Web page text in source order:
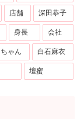
店舗 深田恭子
身長 会社
ゃん 白石麻衣
壇蜜